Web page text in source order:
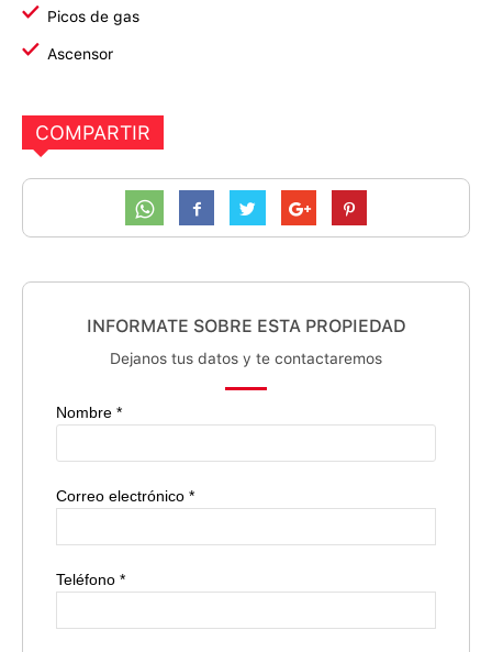
Picos de gas
Ascensor
COMPARTIR
INFORMATE SOBRE ESTA PROPIEDAD
Dejanos tus datos y te contactaremos
Nombre *
Correo electrónico *
Teléfono *